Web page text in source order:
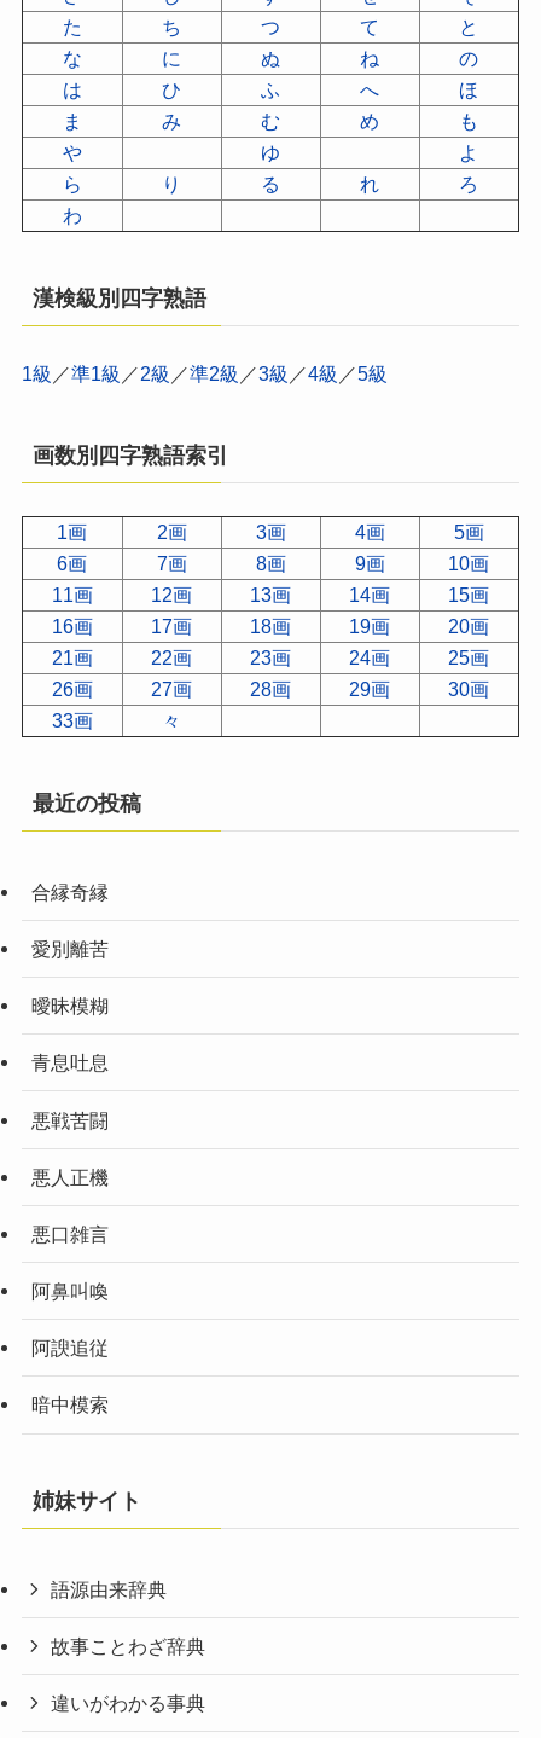
た
ち つ て
と
な
に ぬ ね
の
は
ひ ふ へ
ほ
ま
み む め
も
や
ゆ
よ
ら
り る れ
ろ
わ
漢検級別四字熟語
1級 ／準1級 ／2級 ／準2級 ／3級 ／4級 ／5級
画数別四字熟語索引
1画 2画 3画 4画
5画
6画
7画 8画 9画
10画
11画
12画 13画 14画
15画
16画
17画 18画 19画
20画
21画
22画 23画 24画
25画
26画
27画 28画 29画
30画
33画
々
最近の投稿
合縁奇縁
愛別離苦
曖昧模糊
青息吐息
悪戦苦闘
悪人正機
悪口雑言
阿鼻叫喚
阿諛追従
暗中模索
姉妹サイト
語源由来辞典
故事ことわざ辞典
違いがわかる事典